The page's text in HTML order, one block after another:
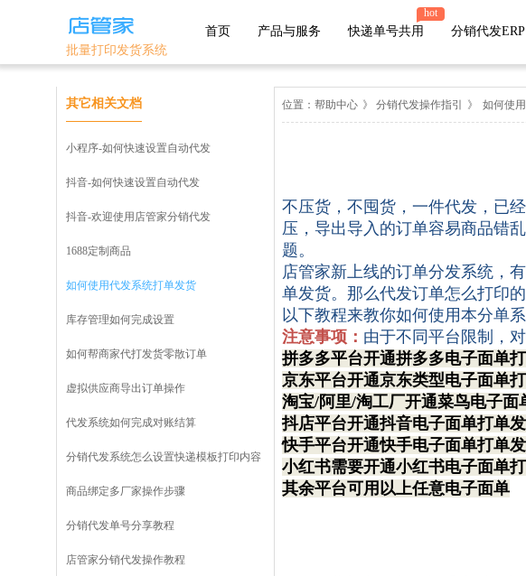
批量打印发货系统
首页 产品与服务
主流平台
1688 淘宝
淘宝特卖 天猫
抖音小店
快手小店 淘工厂
开放平台
优选平台
鲁班系统 火山小视频
微信小商店
团好货 快团团
快递单号共用
hot
分销代发ERP
其它相关文档
小程序-如何快速设置自动代发
抖音-如何快速设置自动代发
抖音-欢迎使用店管家分销代发
1688定制商品
如何使用代发系统打单发货
库存管理如何完成设置
如何帮商家代打发货零散订单
虚拟供应商导出订单操作
代发系统如何完成对账结算
分销代发系统怎么设置快递模板打印内容
商品绑定多厂家操作步骤
分销代发单号分享教程
店管家分销代发操作教程
位置： 帮助中心 》 分销代发操作指引 》 如何使
不压货，不囤货，一件代发，已
压，导出导入的订单容易商品错
题。
店管家新上线的订单分发系统，
单发货。那么代发订单怎么打印的
以下教程来教你如何使用本分单
注意事项： 由于不同平台限制，
拼多多平台开通拼多多电子面单
京东平台开通京东类型电子面单
淘宝/阿里/淘工厂开通菜鸟电子面
抖店平台开通抖音电子面单打单
快手平台开通快手电子面单打单
小红书需要开通小红书电子面单
其余平台可用以上任意电子面单